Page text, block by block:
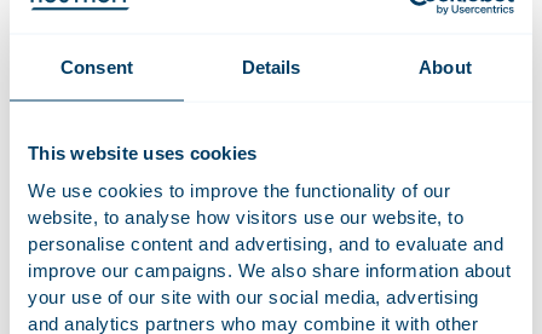
Consent Details About
This website uses cookies
We use cookies to improve the functionality of our
website, to analyse how visitors use our website, to
personalise content and advertising, and to evaluate and
improve our campaigns. We also share information about
your use of our site with our social media, advertising
and analytics partners who may combine it with other
door AI gegenereerd rapport steeds vaker het vertrekpunt.
Advocaten beschikken vanaf dag één over meer informatie
en kunnen zich sneller richten op analyse, risico-inschatting
Dat verandert ook de rol van de M&A-advocaat. Niet het
produceren van documenten staat centraal, maar het
begrijpen van de onderneming, het doorgronden van
risico’s en het adviseren in complexe situaties. AI
ondersteunt dat proces, maar vervangt het niet.